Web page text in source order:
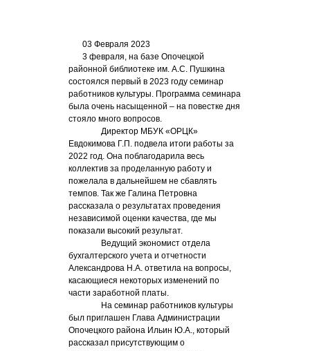
03 Февраля 2023
3 февраля, на базе Опочецкой
районной библиотеке им. А.С. Пушкина
состоялся первый в 2023 году семинар
работников культуры. Программа семинара
была очень насыщенной – на повестке дня
стояло много вопросов.
Директор МБУК «ОРЦК»
Евдокимова Г.П. подвела итоги работы за
2022 год. Она поблагодарила весь
коллектив за проделанную работу и
пожелала в дальнейшем не сбавлять
темпов. Так же Галина Петровна
рассказала о результатах проведения
независимой оценки качества, где мы
показали высокий результат.
Ведущий экономист отдела
бухгалтерского учета и отчетности
Александрова Н.А. ответила на вопросы,
касающиеся некоторых изменений по
части заработной платы.
На семинар работников культуры
был приглашен Глава Администрации
Опочецкого района Ильин Ю.А., который
рассказал присутствующим о